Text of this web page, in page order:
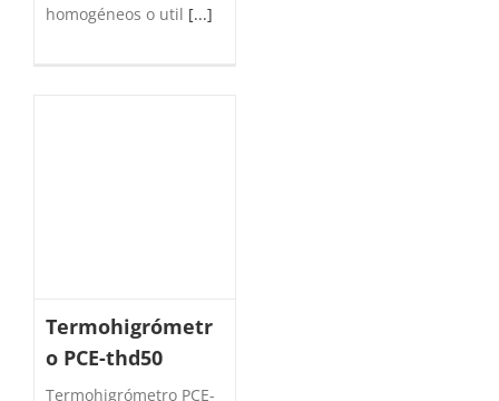
homogéneos o util [...]
Termohigrómetr
o PCE-thd50
Termohigrómetro PCE-